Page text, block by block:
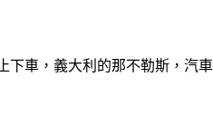
車，義大利的那不勒斯，汽